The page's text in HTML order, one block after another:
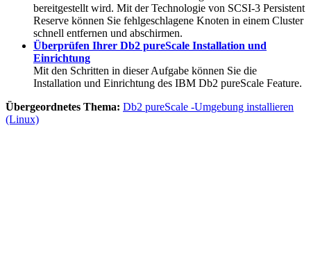
bereitgestellt wird. Mit der Technologie von SCSI-3 Persistent
Reserve können Sie fehlgeschlagene Knoten in einem Cluster
schnell entfernen und abschirmen.
Überprüfen Ihrer Db2 pureScale Installation und
Einrichtung
Mit den Schritten in dieser Aufgabe können Sie die
Installation und Einrichtung des IBM Db2 pureScale Feature.
Übergeordnetes Thema: Db2 pureScale -Umgebung installieren
(Linux)